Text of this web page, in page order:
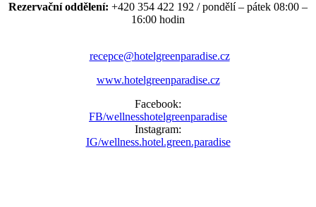
Rezervační oddělení: +420 354 422 192 / pondělí – pátek 08:00 –
16:00 hodin
recepce@hotelgreenparadise.cz
www.hotelgreenparadise.cz
Facebook:
FB/wellnesshotelgreenparadise
Instagram:
IG/wellness.hotel.green.paradise